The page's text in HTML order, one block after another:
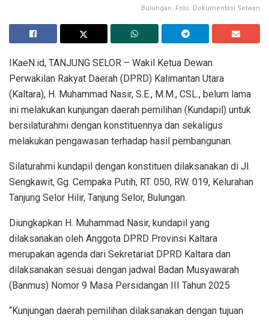
Bulungan. Foto: Dokumentasi Setwan
IKaeN.id, TANJUNG SELOR – Wakil Ketua Dewan
Perwakilan Rakyat Daerah (DPRD) Kalimantan Utara
(Kaltara), H. Muhammad Nasir, S.E., M.M., CSL., belum lama
ini melakukan kunjungan daerah pemilihan (Kundapil) untuk
bersilaturahmi dengan konstituennya dan sekaligus
melakukan pengawasan terhadap hasil pembangunan.
Silaturahmi kundapil dengan konstituen dilaksanakan di Jl.
Sengkawit, Gg. Cempaka Putih, RT. 050, RW. 019, Kelurahan
Tanjung Selor Hilir, Tanjung Selor, Bulungan.
Diungkapkan H. Muhammad Nasir, kundapil yang
dilaksanakan oleh Anggota DPRD Provinsi Kaltara
merupakan agenda dari Sekretariat DPRD Kaltara dan
dilaksanakan sesuai dengan jadwal Badan Musyawarah
(Banmus) Nomor 9 Masa Persidangan III Tahun 2025
“Kunjungan daerah pemilihan dilaksanakan dengan tujuan